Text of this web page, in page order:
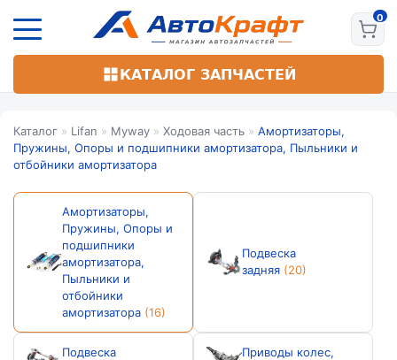
основному
КАТАЛОГ ЗАПЧАСТЕЙ
Каталог » Lifan » Myway » Ходовая часть » Амортизаторы,
Пружины, Опоры и подшипники амортизатора, Пыльники и
отбойники амортизатора
Амортизаторы,
Пружины, Опоры и
подшипники
амортизатора,
Пыльники и
отбойники
амортизатора (16)
Подвеска
задняя (20)
Подвеска
Приводы колес,